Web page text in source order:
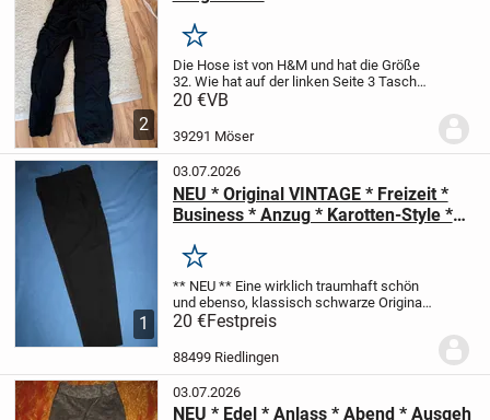
2
Merken
Die Hose ist von H&M und hat die Größe
32. Wie hat auf der linken Seite 3 Taschen
und auf der rechten 2. Sie wurde nicht oft
20 €VB
39291 Möser
1
03.07.2026
NEU * Original VINTAGE * Freizeit *
Business * Anzug * Karotten-Style *
Originale * Gr. 36- 38/ S * schwarz *
Gothic *
Merken
** NEU ** Eine wirklich traumhaft schön
und ebenso, klassisch schwarze Original
VINTAGE Business * Anzug * Abend
Karotten- Style * HOSE
TAGARA ** Original
20 €Festpreis
88499 Riedlingen
03.07.2026
NEU * Edel * Anlass * Abend * Ausgeh